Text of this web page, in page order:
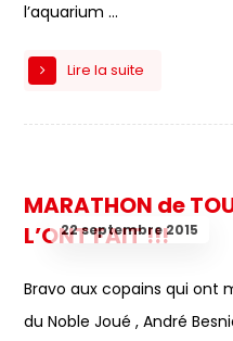
l’aquarium ...
Lire la suite
MARATHON de
L’ONT FAIT !!!
22 septembre 2015
Bravo aux copains qui ont
du Noble Joué , André